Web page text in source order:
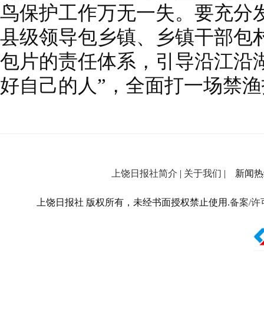
鸟保护工作万无一失。要充分
县级领导包乡镇、乡镇干部包
包片的责任体系，引导沿江沿
好自己的人”，全面打一场禁
上饶日报社简介 | 关于我们 | 新闻热
上饶日报社 版权所有，未经书面授权禁止使用.备案/许